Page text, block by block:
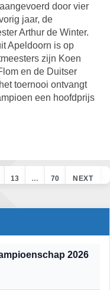
door vier
jaar, de
Arthur de Winter.
Apeldoorn is op
zijn Koen
en de Duitser
toernooi ontvangt
een hoofdprijs
13 … 70 NEXT
2026